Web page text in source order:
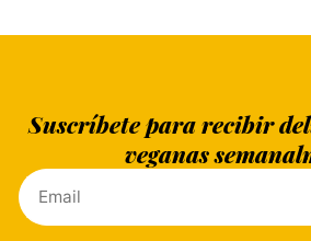
Suscríbete para recibir
veganas